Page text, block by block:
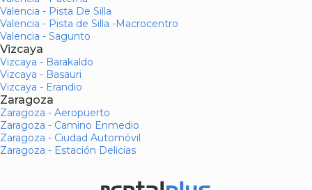
Valencia - Pista De Silla
Valencia - Pista de Silla -Macrocentro
Valencia - Sagunto
Vizcaya
Vizcaya - Barakaldo
Vizcaya - Basauri
Vizcaya - Erandio
Zaragoza
Zaragoza - Aeropuerto
Zaragoza - Camino Enmedio
Zaragoza - Ciudad Automóvil
Zaragoza - Estación Delicias